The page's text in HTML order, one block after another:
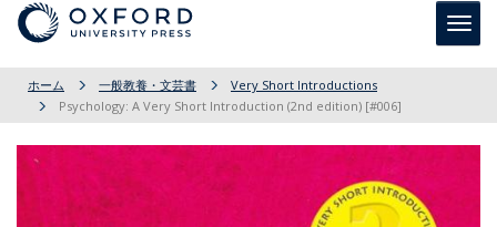
ホーム 一般教養・文芸書
Very Short Introductions
Psychology: A Very Short Introduction (2nd edition) [#006]